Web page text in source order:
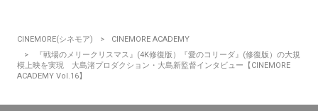
CINEMORE(シネモア)
CINEMORE ACADEMY
『戦場のメリークリスマス』(4K修復版）『愛のコリーダ』(修復版）の大規
模上映を実現 大島渚プロダクション・大島新監督インタビュー【CINEMORE
ACADEMY Vol.16】